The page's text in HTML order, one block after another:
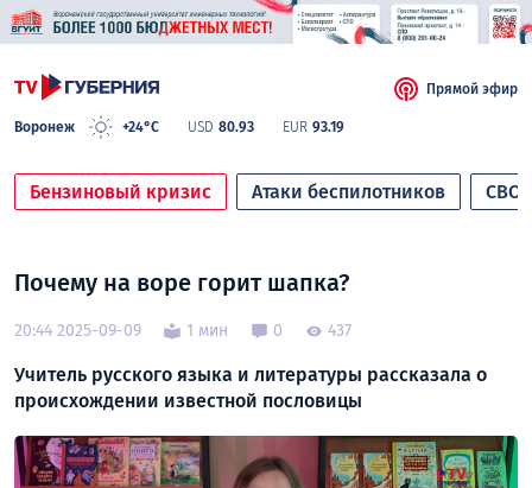
Воронеж +24°C USD 80.93 EUR 93.19
Прямой эфир
Бензиновый кризис Атаки беспилотников СВО
Почему на воре горит шапка?
20:44 2025-09-09 1 мин 0 437
Учитель русского языка и литературы рассказала о
происхождении известной пословицы